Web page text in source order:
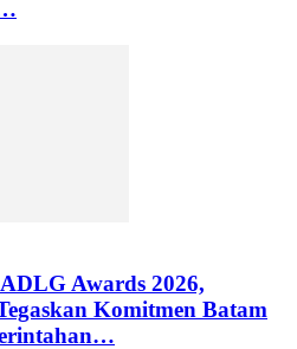
Awards 2026,
Komitmen Batam